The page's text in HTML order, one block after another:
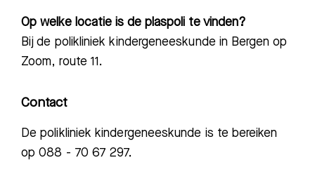
Op welke locatie is de plaspoli te vinden?
Bij de polikliniek kindergeneeskunde in Bergen op
Zoom, route 11.
Contact
De polikliniek kindergeneeskunde is te bereiken
op 088 - 70 67 297.